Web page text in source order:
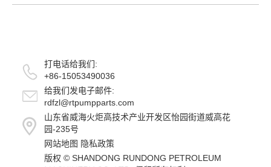
打电话给我们:
+86-15053490036
给我们发电子邮件:
rdfzl@rtpumpparts.com
山东省威海火炬高技术产业开发区怡园街道威高花
园-235号
网站地图 隐私政策
版权 © SHANDONG RUNDONG PETROLEUM